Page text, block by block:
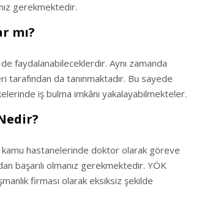
gerekmektedir.
mı?
faydalanabileceklerdir. Aynı zamanda
tarafından da tanınmaktadır. Bu sayede
iş bulma imkânı yakalayabilmekteler.
kamu hastanelerinde doktor olarak göreve
başarılı olmanız gerekmektedir. YÖK
firması olarak eksiksiz şekilde